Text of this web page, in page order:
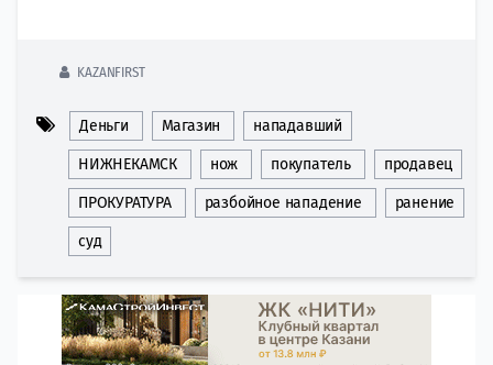
KAZANFIRST
Деньги Магазин нападавший
НИЖНЕКАМСК нож покупатель продавец
ПРОКУРАТУРА разбойное нападение ранение
суд